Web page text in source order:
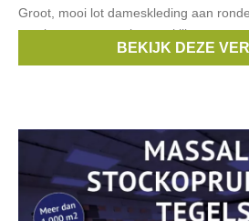
Groot, mooi lot dameskleding aan
moeite om eens te komen kijken .
Joseph Ribkoff,Frank
BEKIJK DEZE